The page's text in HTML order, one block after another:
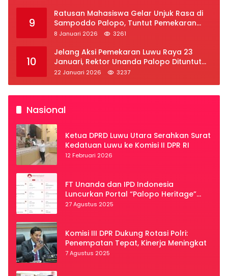
9
Ratusan Mahasiswa Gelar Unjuk Rasa di
Sampoddo Palopo, Tuntut Pemekaran
Provinsi Luwu Raya
8 Januari 2026 3261
10
Jelang Aksi Pemekaran Luwu Raya 23
Januari, Rektor Unanda Palopo Dituntut
Liburkan Mahasiswa
22 Januari 2026 3237
Nasional
Ketua DPRD Luwu Utara Serahkan Surat
Kedatuan Luwu ke Komisi II DPR RI
12 Februari 2026
FT Unanda dan IPD Indonesia
Luncurkan Portal “Palopo Heritage”
Secara Virtual
27 Agustus 2025
Komisi III DPR Dukung Rotasi Polri:
Penempatan Tepat, Kinerja Meningkat
7 Agustus 2025